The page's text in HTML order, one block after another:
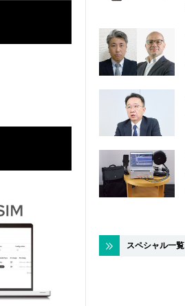
スペシャル一覧